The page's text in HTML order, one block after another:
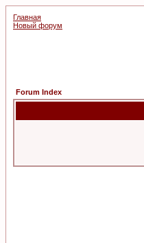
Главная
Новый форум
Forum Index